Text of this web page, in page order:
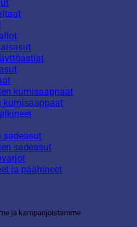
kumisaappaat
kumisaappaat
sadeasut
sadeasut
ja päähineet
ja kampanjoistamme